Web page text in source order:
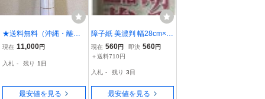
★送料無料（沖縄・離島
を除く）★障子紙★ケナ
★たけ★（2枚分/本）★1
倍！植物資源
現在 11,000円
入札 - 残り 1日
最安値を見る
障子紙 美濃判 幅28cm×長
さ18.8m UVカット 明る
く2倍強い障子 アサヒペ
現在 560円 即決 560円
＋送料710円
入札 - 残り 3日
最安値を見る